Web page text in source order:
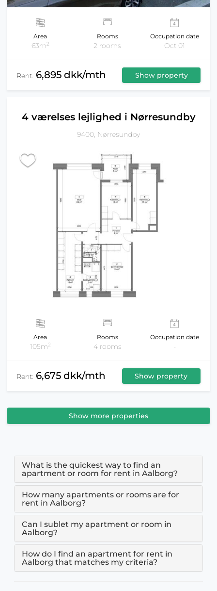
Area
63m2
Rooms
2 rooms
Occupation date
Oct 01
Rent: 6,895 dkk/mth Show property
4 værelses lejlighed i Nørresundby
9400, Nørresundby
Area
105m2
Rooms
4 rooms
Occupation date
-
Rent: 6,675 dkk/mth Show property
Show more properties
What is the quickest way to find an
apartment or room for rent in Aalborg?
How many apartments or rooms are for
rent in Aalborg?
Can I sublet my apartment or room in
Aalborg?
How do I find an apartment for rent in
Aalborg that matches my criteria?